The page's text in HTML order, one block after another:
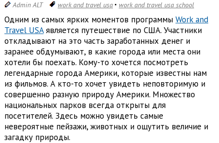
Admin ALT work and travel usa work and travel usa school
Одним из самых ярких моментов программы Work and
Travel USAявляется путешествие по США. Участники
откладывают на это часть заработанных денег и
заранее обдумывают, в какие города или места они
хотели бы поехать. Кому-то хочется посмотреть
легендарные города Америки, которые известны нам
из фильмов. А кто-то хочет увидеть неповторимую и
совершенно разную природу Америки. Множество
национальных парков всегда открыты для
посетителей. Здесь можно увидеть самые
невероятные пейзажи, животных и ощутить величие и
загадку природы.